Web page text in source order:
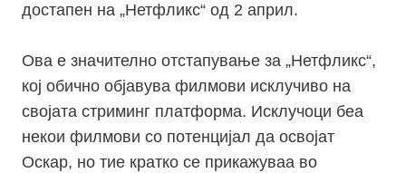
достапен на „Нетфликс“ од 2 април.
Ова е значително отстапување за „Нетфликс“,
кој обично објавува филмови исклучиво на
својата стриминг платформа. Исклучоци беа
некои филмови со потенцијал да освојат
Оскар, но тие кратко се прикажуваа во